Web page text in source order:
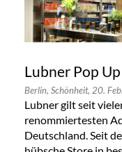
Lubner Pop
Berlin, Schönheit, 20.
Lubner gilt seit
renommiertesten
Deutschland. Seit